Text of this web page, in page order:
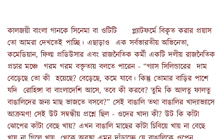
কালজয়ী বাংলা গানকে সিনেমা বা ওটিটি প্ল্যাটফর্মে বিকৃত করার প্রয়াস
তো আমরা দেখতেই পাচ্ছি। এছাড়াও এক সর্বভারতীয় অভিনেতা,
কমেডিয়ান, ফিল্ম প্রডিউসার এবং রাজনৈতিক কর্মী একটি দলীয় রাজনৈতিক
প্রচার মঞ্চে গরম গরম বক্তৃতায় বলতে পারেন - “গ্যাস সিলিন্ডারের দাম
বেড়েছে তো কী হয়েছে? বেড়েছে, কমে যাবে। কিন্তু তোমার বাড়ির পাশে
যদি রোহিঙ্গা বা বাংলাদেশি আসে, তবে কী করবে? তুমি কি আলতু ফালতু
বাঙালিদের জন্য মাছ ভাজতে বসবে?” সেই বাঙালি তথা বাঙালির খাদ্যাভ্যাসে
আক্রমণ! সেই উট সম্বন্ধীয় প্রশ্নে ছিল - ওদের খাদ্য কী? উট কি কাঁটা
ঝোপের কাঁটা বেছে খায়? এখন বাঙালি মাছের কাঁটা চিবিয়ে খায় না বেছে